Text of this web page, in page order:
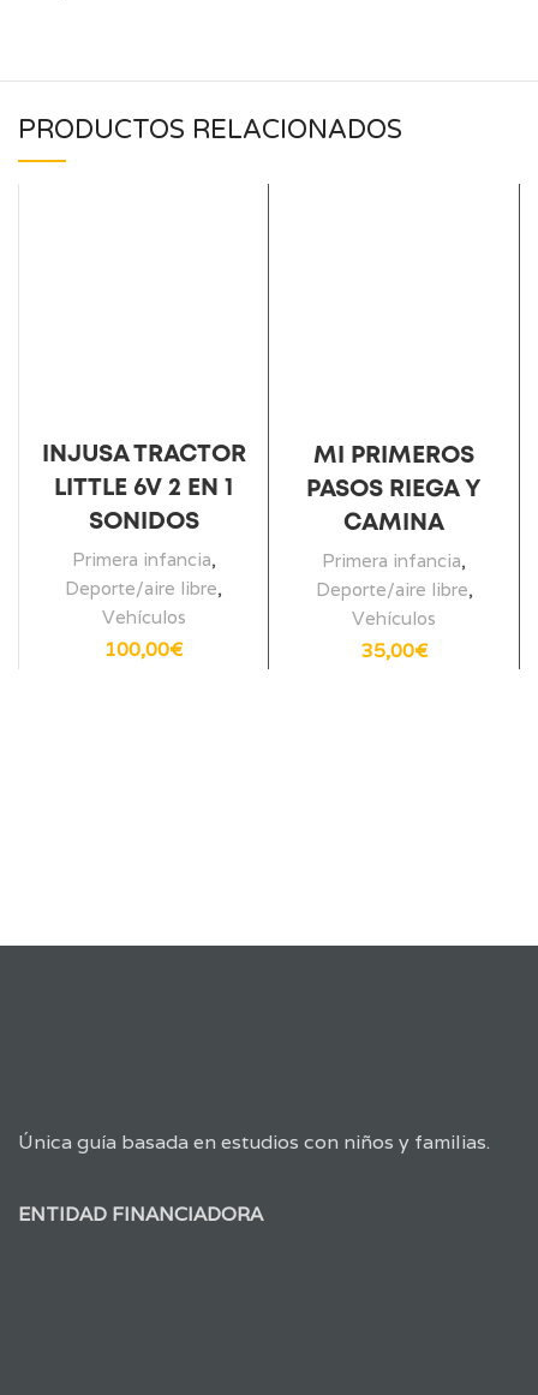
PRODUCTOS RELACIONADOS
INJUSA TRACTOR
LITTLE 6V 2 EN 1
SONIDOS
Primera infancia,
Deporte/aire libre,
Vehículos
100,00€
MI PRIMEROS
PASOS RIEGA Y
CAMINA
Primera infancia,
Deporte/aire libre,
Vehículos
35,00€
Única guía basada en estudios con niños y familias.
ENTIDAD FINANCIADORA